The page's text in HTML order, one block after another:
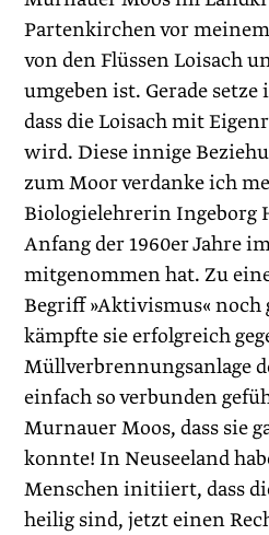
Partenkirchen vor
von den Flüssen Loisach
umgeben ist. Gerade
dass die Loisach mit
wird. Diese innige
zum Moor verdanke ich
Biologielehrerin Ingeborg
Anfang der 1960er Jahre
mitgenommen hat. Zu
Begriff »Aktivismus« noch
kämpfte sie erfolgreich
Müllverbrennungsanlage
einfach so verbunden
Murnauer Moos, dass sie
konnte! In Neuseeland
Menschen initiiert, dass
heilig sind, jetzt einen